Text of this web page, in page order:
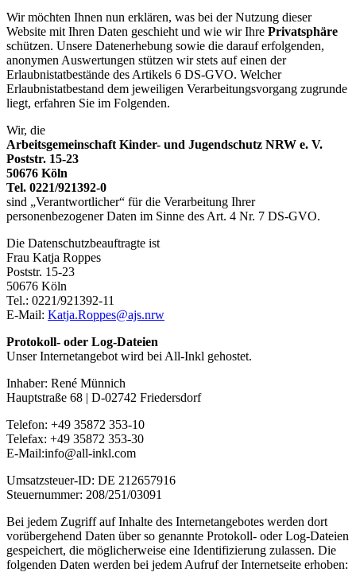
Wir möchten Ihnen nun erklären, was bei der Nutzung dieser
Website mit Ihren Daten geschieht und wie wir Ihre Privatsphäre
schützen. Unsere Datenerhebung sowie die darauf erfolgenden,
anonymen Auswertungen stützen wir stets auf einen der
Erlaubnistatbestände des Artikels 6 DS-GVO. Welcher
Erlaubnistatbestand dem jeweiligen Verarbeitungsvorgang zugrunde
liegt, erfahren Sie im Folgenden.
Wir, die
Arbeitsgemeinschaft Kinder- und Jugendschutz NRW e. V.
Poststr. 15-23
50676 Köln
Tel. 0221/921392-0
sind „Verantwortlicher“ für die Verarbeitung Ihrer
personenbezogener Daten im Sinne des Art. 4 Nr. 7 DS-GVO.
Die Datenschutzbeauftragte ist
Frau Katja Roppes
Poststr. 15-23
50676 Köln
Tel.: 0221/921392-11
E-Mail: Katja.Roppes@ajs.nrw
Protokoll- oder Log-Dateien
Unser Internetangebot wird bei All-Inkl gehostet.
Inhaber: René Münnich
Hauptstraße 68 | D-02742 Friedersdorf
Telefon: +49 35872 353-10
Telefax: +49 35872 353-30
E-Mail:info@all-inkl.com
Umsatzsteuer-ID: DE 212657916
Steuernummer: 208/251/03091
Bei jedem Zugriff auf Inhalte des Internetangebotes werden dort
vorübergehend Daten über so genannte Protokoll- oder Log-Dateien
gespeichert, die möglicherweise eine Identifizierung zulassen. Die
folgenden Daten werden bei jedem Aufruf der Internetseite erhoben: